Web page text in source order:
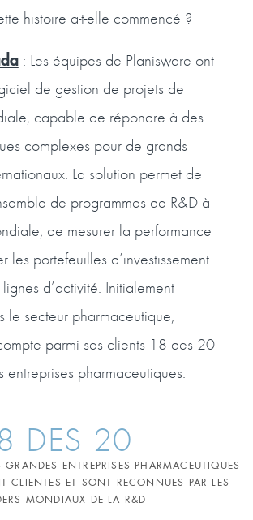
histoire a-t-elle commencé ?
: Les équipes de Planisware ont
de gestion de projets de
capable de répondre à des
complexes pour de grands
La solution permet de
de programmes de R&D à
de mesurer la performance
les portefeuilles d’investissement
d’activité. Initialement
le secteur pharmaceutique,
parmi ses clients 18 des 20
entreprises pharmaceutiques.
DES 20
GRANDES ENTREPRISES PHARMACEUTIQUES
CLIENTES ET SONT RECONNUES PAR LES
MONDIAUX DE LA R&D